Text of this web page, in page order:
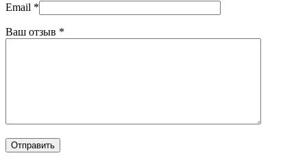
Email *
Ваш отзыв *
Отправить